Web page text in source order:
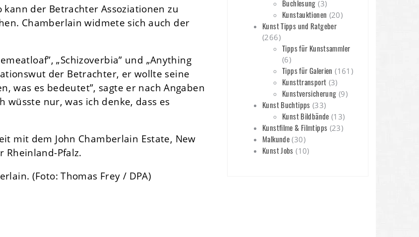
der Betrachter Assoziationen zu
Chamberlain widmete sich auch der
„Schizoverbia” und „Anything
der Betrachter, er wollte seine
was es bedeutet”, sagte er nach Angaben
wüsste nur, was ich denke, dass es
mit dem John Chamberlain Estate, New
Rheinland-Pfalz.
(Foto: Thomas Frey / DPA)
Buchlesung (3)
Kunstauktionen (20)
Kunst Tipps und Ratgeber
(266)
Tipps für Kunstsammler
(6)
Tipps für Galerien (161)
Kunsttransport (3)
Kunstversicherung (9)
Kunst Buchtipps (33)
Kunst Bildbände (13)
Kunstfilme & Filmtipps (23)
Malkunde (30)
Kunst Jobs (10)